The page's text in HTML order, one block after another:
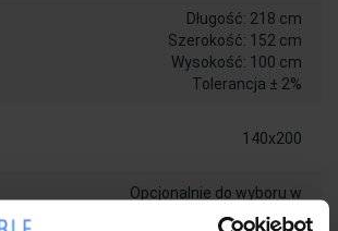
Długość: 218 cm
Szerokość: 152 cm
Wysokość: 100 cm
Tolerancja ± 2%
140x200
Opcjonalnie do wyboru w
wariantach